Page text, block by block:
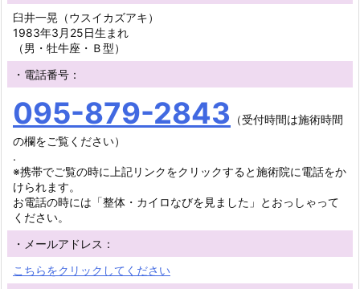
臼井一晃（ウスイカズアキ）
1983年3月25日生まれ
（男・牡牛座・Ｂ型）
・電話番号：
095-879-2843
（受付時間は施術時間
の欄をご覧ください）
.
※携帯でご覧の時に上記リンクをクリックすると施術院に電話をか
けられます。
お電話の時には「整体・カイロなびを見ました」とおっしゃって
ください。
・メールアドレス：
こちらをクリックしてください